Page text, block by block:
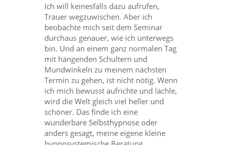
Ich will keinesfalls dazu aufrufen,
Trauer wegzuwischen. Aber ich
beobachte mich seit dem Seminar
durchaus genauer, wie ich unterwegs
bin. Und an einem ganz normalen Tag
mit hängenden Schultern und
Mundwinkeln zu meinem nächsten
Termin zu gehen, ist nicht nötig. Wenn
ich mich bewusst aufrichte und lächle,
wird die Welt gleich viel heller und
schöner. Das finde ich eine
wunderbare Selbsthypnose oder
anders gesagt, meine eigene kleine